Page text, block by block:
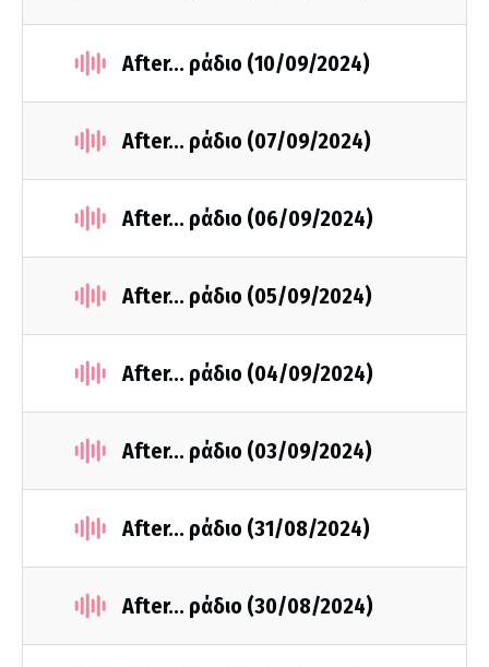
After... ράδιο (10/09/2024)
After... ράδιο (07/09/2024)
After... ράδιο (06/09/2024)
After... ράδιο (05/09/2024)
After... ράδιο (04/09/2024)
After... ράδιο (03/09/2024)
After... ράδιο (31/08/2024)
After... ράδιο (30/08/2024)